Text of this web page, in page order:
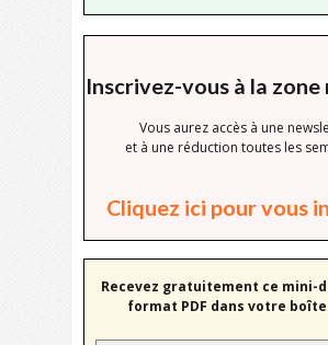
Inscrivez-vous à la zone
Vous aurez accès à une
et à une réduction toutes les
Cliquez ici pour vous
Recevez gratuitement ce mini-
format PDF dans votre